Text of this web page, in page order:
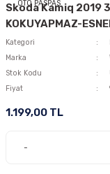
Skoda Kamiq 2019
KOKUYAPMAZ-
Kategori
Marka
Stok Kodu
Fiyat
1.199,00 TL
-